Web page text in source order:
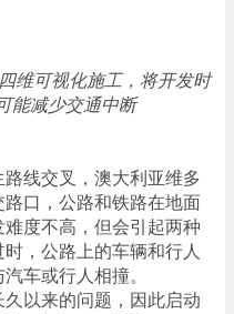
维可视化施工，将开发时
能减少交通中断
线交叉，澳大利亚维多
口，公路和铁路在地面
难度不高，但会引起两种
，公路上的车辆和行人
车或行人相撞。
以来的问题，因此启动